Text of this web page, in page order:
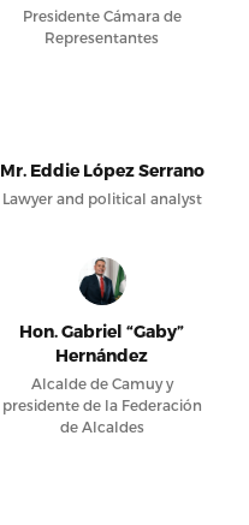
Presidente Cámara de
Representantes
Mr. Eddie López Serrano
Lawyer and political analyst
Hon. Gabriel “Gaby”
Hernández
Alcalde de Camuy y
presidente de la Federación
de Alcaldes